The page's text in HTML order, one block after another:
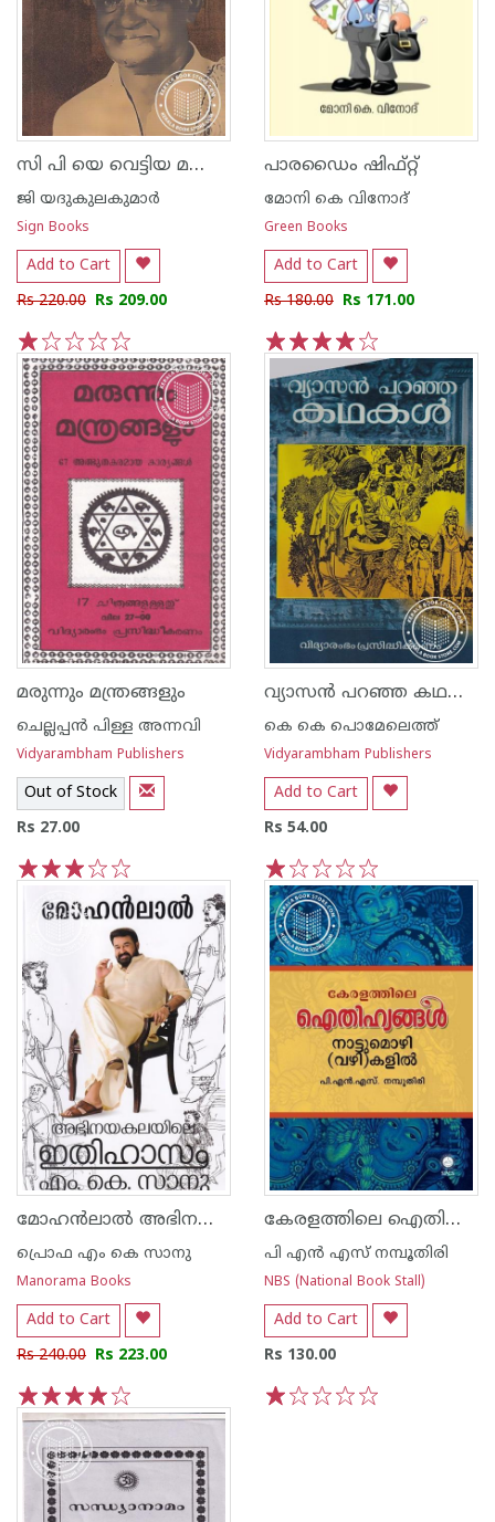
സി പി യെ വെട്ടിയ മണിയും സ്വാതന്ത്ര്യവും
ജി യദുകുലകുമാര്‍
Sign Books
Add to Cart
Rs 220.00 Rs 209.00
5
4
3
2
1
പാരഡൈം ഷിഫ്റ്റ്‌
മോനി കെ വിനോദ്
Green Books
Add to Cart
Rs 180.00 Rs 171.00
5
4
3
2
1
മരുന്നും മന്ത്രങ്ങളും
ചെല്ലപ്പന്‍ പിള്ള അന്നവി
Vidyarambham Publishers
Out of Stock
Rs 27.00
വ്യാസന്‍ പറഞ്ഞ കഥകള്‍
കെ കെ പൊമേലെത്ത്
Vidyarambham Publishers
Add to Cart
Rs 54.00
5
4
3
2
1
മോഹന്‍ലാല്‍ അഭിനയകലയിലെ ഇതിഹാസം
പ്രൊഫ എം കെ സാനു
Manorama Books
Add to Cart
Rs 240.00 Rs 223.00
5
4
3
2
1
കേരളത്തിലെ ഐതിഹ്യങ്ങൾ നാട്ടുമൊഴി-വഴി-കളിൽ
പി എൻ എസ് നമ്പൂതിരി
NBS (National Book Stall)
Add to Cart
Rs 130.00